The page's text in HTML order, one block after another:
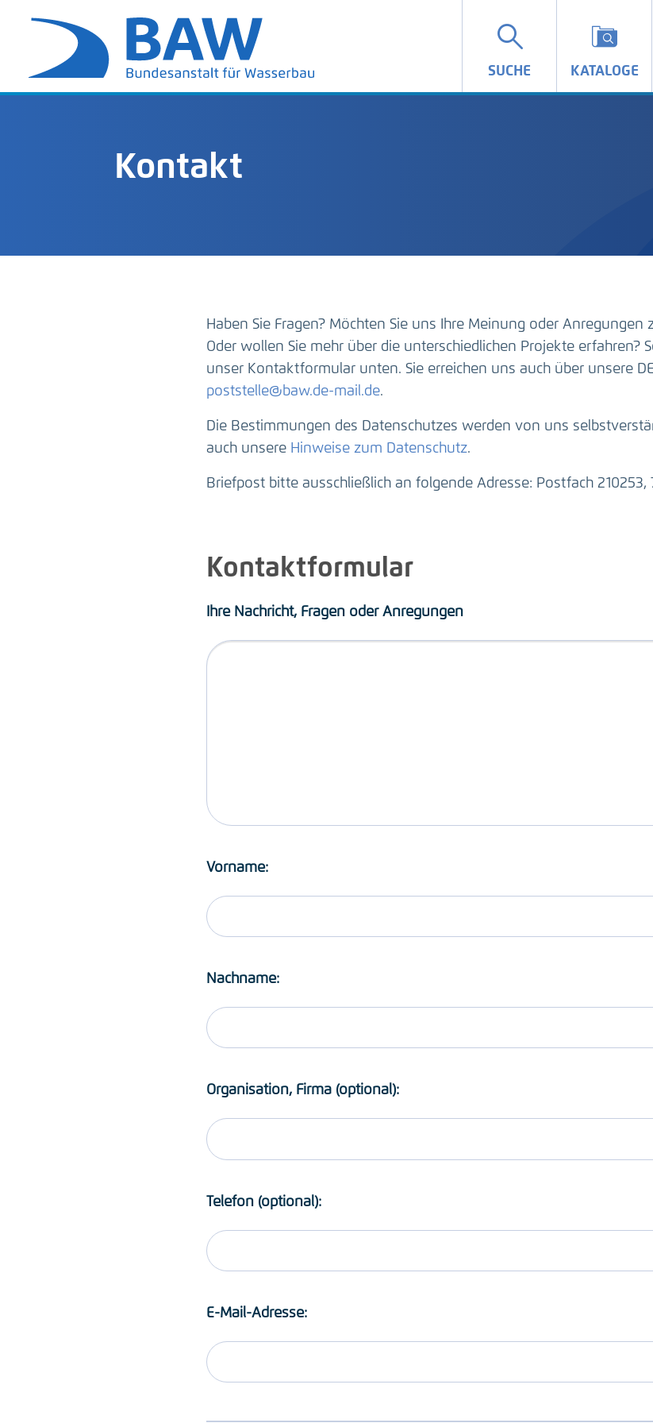
SUCHE KATALOGE
Kontakt
Haben Sie Fragen? Möchten Sie uns Ihre Meinung oder Anregungen
Oder wollen Sie mehr über die unterschiedlichen Projekte erfahren?
unser Kontaktformular unten. Sie erreichen uns auch über unsere
poststelle@baw.de-mail.de.
Die Bestimmungen des Datenschutzes werden von uns
auch unsere Hinweise zum Datenschutz.
Briefpost bitte ausschließlich an folgende Adresse: Postfach 210253,
Kontaktformular
Ihre Nachricht, Fragen oder Anregungen
Vorname:
Nachname:
Organisation, Firma (optional):
Telefon (optional):
E-Mail-Adresse: